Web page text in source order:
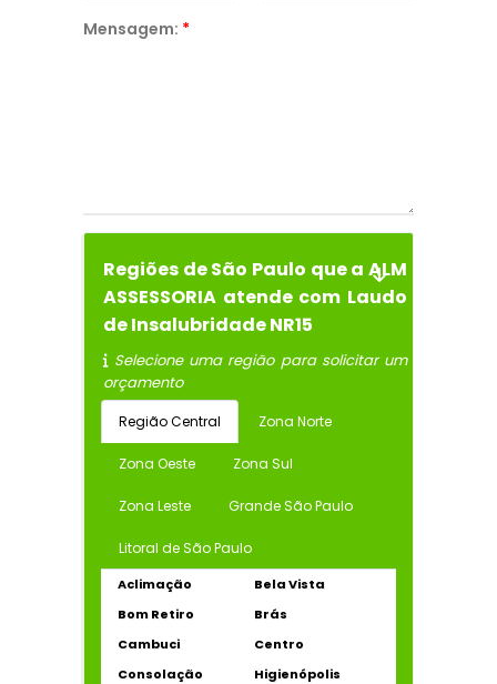
Mensagem: *
Regiões de São Paulo que a ALM
ASSESSORIA atende com Laudo
de Insalubridade NR15
Selecione uma região para solicitar um
orçamento
Região Central Zona Norte
Zona Oeste Zona Sul
Zona Leste Grande São Paulo
Litoral de São Paulo
Aclimação
Bela Vista
Bom Retiro
Brás
Cambuci
Centro
Consolação
Higienópolis